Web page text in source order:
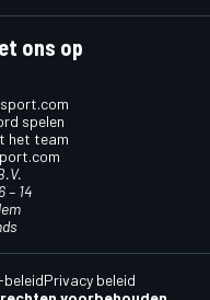
ons op
spelen
het team
– 14
Privacy beleid